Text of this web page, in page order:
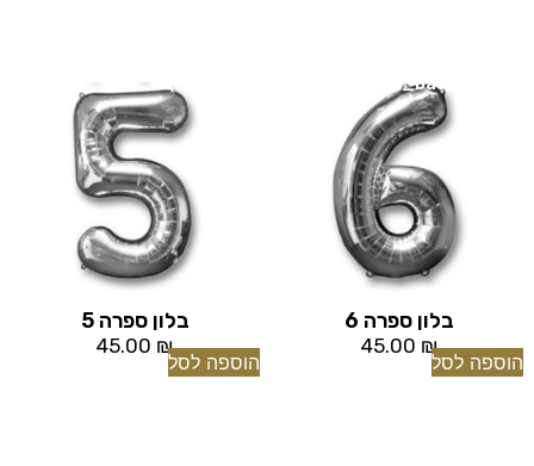
בלון ספרה 6
45.00 ₪
הוספה לסל
בלון ספרה 5
45.00 ₪
הוספה לסל